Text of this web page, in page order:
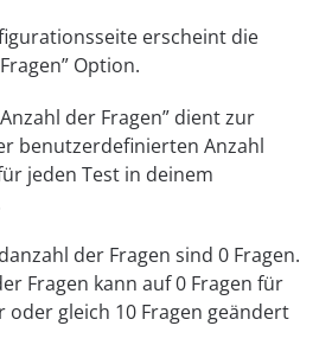
erscheint die
Option.
der Fragen” dient zur
benutzerdefinierten Anzahl
jeden Test in deinem
der Fragen sind 0 Fragen.
Fragen kann auf 0 Fragen für
oder gleich 10 Fragen geändert